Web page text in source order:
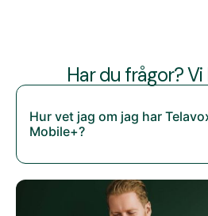
Har du frågor? Vi
Hur vet jag om jag har
Mobile+?